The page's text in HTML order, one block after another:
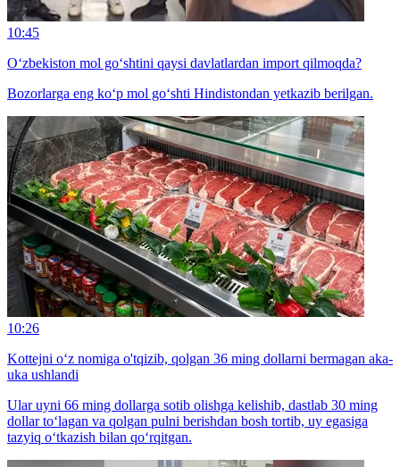
10:45
O‘zbekiston mol go‘shtini qaysi davlatlardan import qilmoqda?
Bozorlarga eng ko‘p mol go‘shti Hindistondan yetkazib berilgan.
10:26
Kottejni o‘z nomiga o'tqizib, qolgan 36 ming dollarni bermagan aka-
uka ushlandi
Ular uyni 66 ming dollarga sotib olishga kelishib, dastlab 30 ming
dollar to‘lagan va qolgan pulni berishdan bosh tortib, uy egasiga
tazyiq o‘tkazish bilan qo‘rqitgan.